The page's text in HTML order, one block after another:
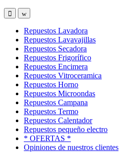
OpenClose
Repuestos Lavadora
Repuestos Lavavajillas
Repuestos Secadora
Repuestos Frigorífico
Repuestos Encimera
Repuestos Vitroceramica
Repuestos Horno
Repuestos Microondas
Repuestos Campana
Repuestos Termo
Repuestos Calentador
Repuestos pequeño electro
* OFERTAS *
Opiniones de nuestros clientes